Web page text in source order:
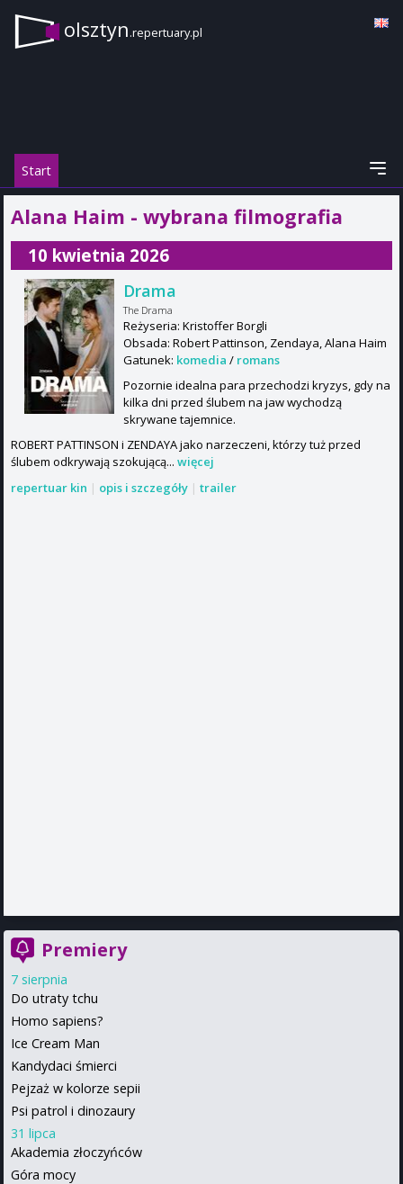
olsztyn.repertuary.pl
Start
Alana Haim - wybrana filmografia
10 kwietnia 2026
Drama
The Drama
Reżyseria: Kristoffer Borgli
Obsada: Robert Pattinson, Zendaya, Alana Haim
Gatunek: komedia / romans
Pozornie idealna para przechodzi kryzys, gdy na
kilka dni przed ślubem na jaw wychodzą
skrywane tajemnice.
ROBERT PATTINSON i ZENDAYA jako narzeczeni, którzy tuż przed
ślubem odkrywają szokującą... więcej
repertuar kin | opis i szczegóły | trailer
Premiery
7 sierpnia
Do utraty tchu
Homo sapiens?
Ice Cream Man
Kandydaci śmierci
Pejzaż w kolorze sepii
Psi patrol i dinozaury
31 lipca
Akademia złoczyńców
Góra mocy